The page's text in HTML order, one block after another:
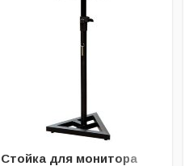
Стойка для монитора